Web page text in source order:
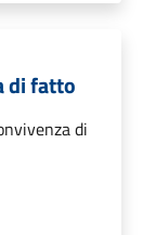
di fatto
di